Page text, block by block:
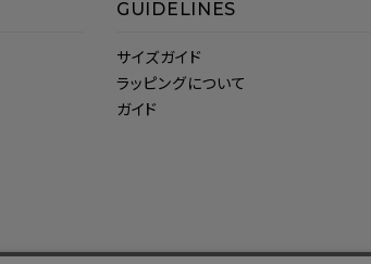
GUIDELINES
サイズガイド
ラッピングについて
ガイド